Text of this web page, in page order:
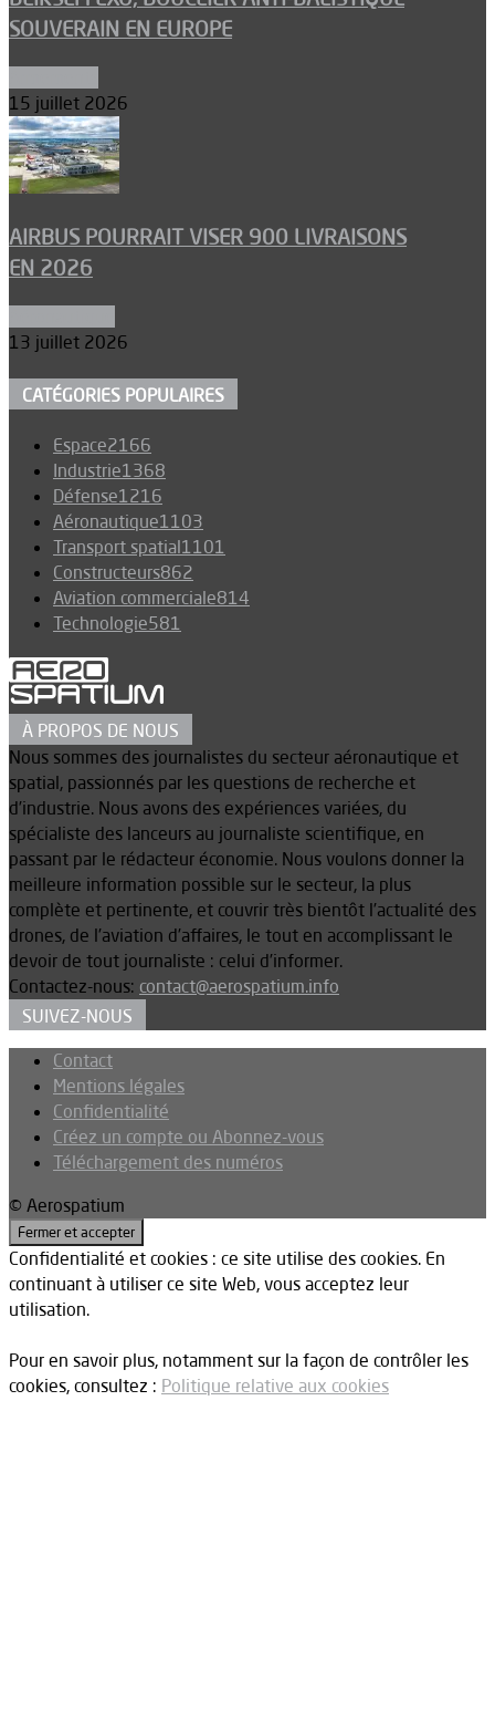
SOUVERAIN EN EUROPE
15 juillet 2026
AIRBUS POURRAIT VISER 900 LIVRAISONS
EN 2026
13 juillet 2026
CATÉGORIES POPULAIRES
Espace2166
Industrie1368
Défense1216
Aéronautique1103
Transport spatial1101
Constructeurs862
Aviation commerciale814
Technologie581
À PROPOS DE NOUS
Nous sommes des journalistes du secteur aéronautique et
spatial, passionnés par les questions de recherche et
d’industrie. Nous avons des expériences variées, du
spécialiste des lanceurs au journaliste scientifique, en
passant par le rédacteur économie. Nous voulons donner la
meilleure information possible sur le secteur, la plus
complète et pertinente, et couvrir très bientôt l’actualité des
drones, de l’aviation d’affaires, le tout en accomplissant le
devoir de tout journaliste : celui d’informer.
Contactez-nous: contact@aerospatium.info
SUIVEZ-NOUS
Contact
Mentions légales
Confidentialité
Créez un compte ou Abonnez-vous
Téléchargement des numéros
© Aerospatium
Confidentialité et cookies : ce site utilise des cookies. En
continuant à utiliser ce site Web, vous acceptez leur
utilisation.
Pour en savoir plus, notamment sur la façon de contrôler les
cookies, consultez : Politique relative aux cookies